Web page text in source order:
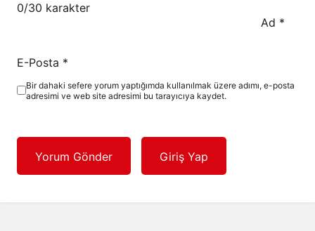
0/30 karakter
Ad *
E-Posta *
Bir dahaki sefere yorum yaptığımda kullanılmak üzere adımı, e-posta
adresimi ve web site adresimi bu tarayıcıya kaydet.
Yorum Gönder Giriş Yap